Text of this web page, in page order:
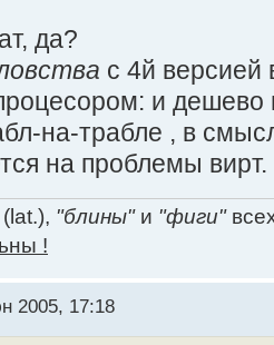
да?
с 4й
и дешево
на-трабле , в
на проблемы
(lat.), "блины"и "фиги"
!
2005, 17:18